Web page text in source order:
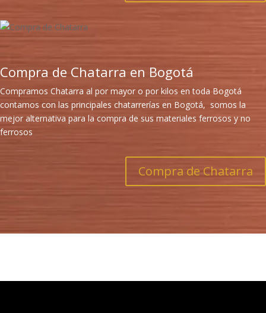
Compra de Chatarra en Bogotá
Compramos Chatarra al por mayor o por kilos en toda Bogotá
contamos con las principales chatarrerías en Bogotá, somos la
mejor alternativa para la compra de sus materiales ferrosos y no
ferrosos
Compra de Chatarra